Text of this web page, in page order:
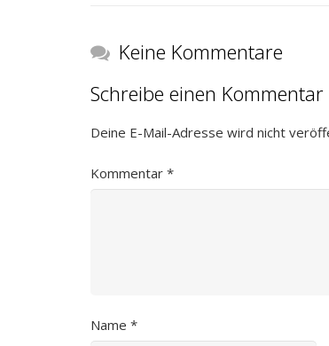
Keine Kommentare
Schreibe einen Kommentar
Deine E-Mail-Adresse wird nicht
Kommentar *
Name *